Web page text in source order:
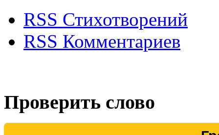
RSS Стихотворений
RSS Комментариев
Проверить слово